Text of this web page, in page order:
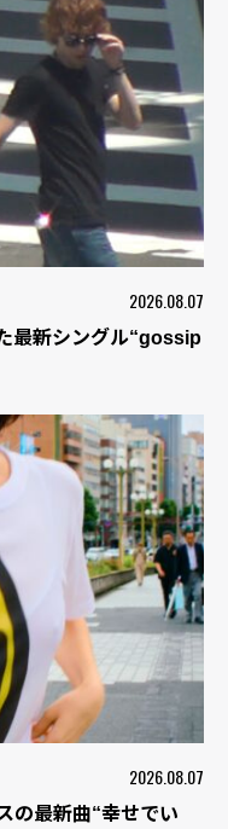
2026.08.07
最新シングル“gossip
2026.08.07
の最新曲“幸せでい